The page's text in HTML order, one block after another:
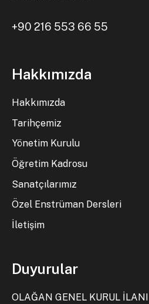
+90 216 553 66 55
Hakkımızda
Hakkımızda
Tarihçemiz
Yönetim Kurulu
Öğretim Kadrosu
Sanatçılarımız
Özel Enstrüman Dersleri
İletişim
Duyurular
OLAĞAN GENEL KURUL İLANI